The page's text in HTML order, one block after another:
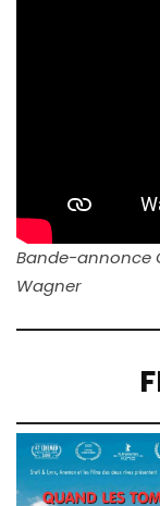
Bande-annonce
Wagner